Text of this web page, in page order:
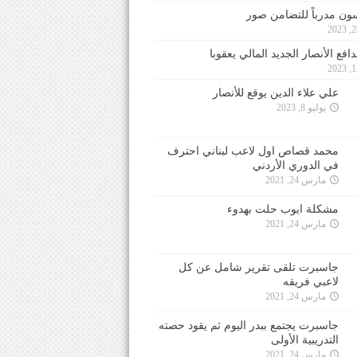
مدرباً للتضامن صور
الأنصار الجديد المالي يعقوبا
علي علاء الدين يوقع للأنصار
يوليو 8, 2023
محمد قصاص اول لاعب لبناني احترف
في الدوري الأردني
مارس 24, 2021
مشكلة ايوب حلت بهدوء
مارس 24, 2021
جاسبرت تلقى تقرير شامل عن كل
لاعبي فريقه
مارس 24, 2021
جاسبرت يجتمع ببدر اليوم ثم يقود حصته
التدريبية الأولى
مارس 24, 2021